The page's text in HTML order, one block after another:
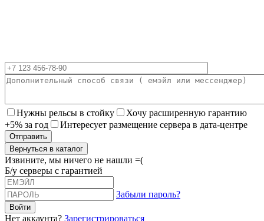
Нужны рельсы в стойку
Хочу расширенную гарантию
+5% за год
Интересует размещение сервера в дата-центре
Вернуться в каталог
Извините, мы ничего не нашли =(
Б/у серверы с гарантией
Забыли пароль?
Нет аккаунта? Зарегистрироваться